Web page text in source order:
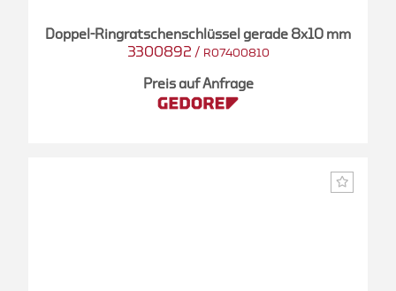
Doppel-Ringratschenschlüssel gerade 8x10 mm
3300892 / R07400810
Preis auf Anfrage